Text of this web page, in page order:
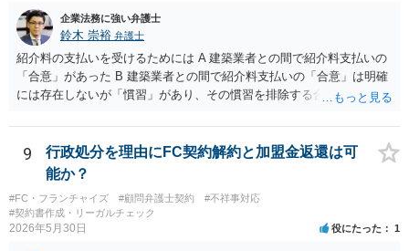
議，請求の申立をしないことを誓約する。」という条項を入れること
がありますが、この条項は一つのプレッシャーのようなもので、現実
には今後一切裁判を起こす権利を放棄する、という合意はできません
し、予測できない後発的損害については示談後であっても請求できる
ので、上記の清算条項のみの場合がほとんどです。
企業法務に強い弁護士
鈴木 崇裕 弁護士
紹介料の支払いを受けるためには A 建築業者との間で紹介料支払いの
「合意」があった B 建築業者との間で紹介料支払いの「合意」は明確
には存在しないが「慣習」があり、その慣習を排除する合意がない と
っとも、裁判所は「慣習」を容易には認めませんから、Aの主張に重き
をおくほうがよろしいと思います。 Aの主張で重要になるのは、例え
ば ・相手方建築業者が「当初払う」と言っていた事実、経緯、内容 ・
貴社が相手方建築業者に対して紹介料支払いを求めた事実 、経緯、内
容 ・相手方建築業者が過去に紹介料を支払った事実 ・相手方建築業者
が施主に対して紹介料支払いを前提とする言動をしていたかどうか な
9
行政処分を理由にFC契約解約と加盟金返還は可
能か？
#FC・フランチャイズ #顧問弁護士契約
#不祥事対応
#契約書作成・リーガルチェック
2026年5月30日 役にたった 1